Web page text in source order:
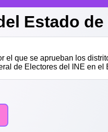
Estado de
que se aprueban los
de Electores del INE en el